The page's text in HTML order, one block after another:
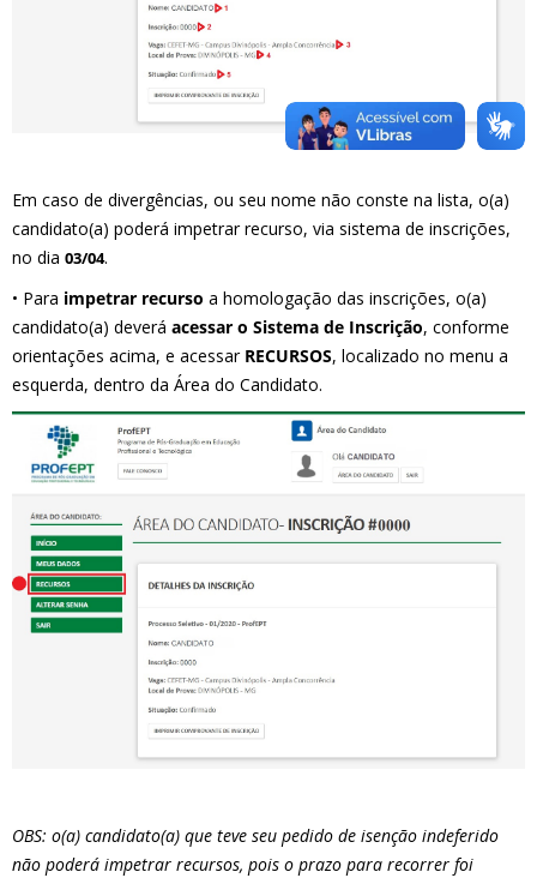
Em caso de divergências, ou seu nome não conste na lista, o(a)
candidato(a) poderá impetrar recurso, via sistema de inscrições,
no dia 03/04.
• Para impetrar recurso a homologação das inscrições, o(a)
candidato(a) deverá acessar o Sistema de Inscrição, conforme
orientações acima, e acessar RECURSOS, localizado no menu a
esquerda, dentro da Área do Candidato.
OBS: o(a) candidato(a) que teve seu pedido de isenção indeferido
não poderá impetrar recursos, pois o prazo para recorrer foi